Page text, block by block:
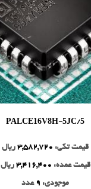
PALCE16V8H-5JC/5
قیمت تکی: 3,582,720 ریال
قیمت عمده: 3,416,400 ریال
موجودی: 9 عدد